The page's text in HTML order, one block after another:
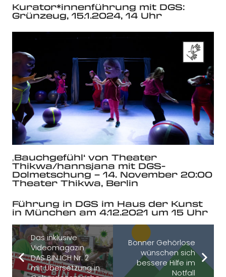
Kurator*innenführung mit DGS:
Grünzeug, 15.1.2024, 14 Uhr
‚Bauchgefühl‘ von Theater
Thikwa/hannsjana mit DGS-
Dolmetschung – 14. November 20:00
Theater Thikwa, Berlin
Führung in DGS im Haus der Kunst
in München am 4.12.2021 um 15 Uhr
Das inklusive
Videomagazin
DAS BIN ICH Nr. 2
mit Übersetzung in
Bonner Gehörlose
wünschen sich
bessere Hilfe im
Notfall